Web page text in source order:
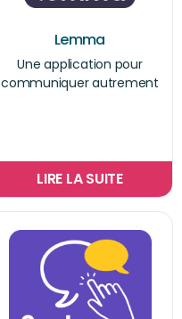
Lemma
Une application pour
communiquer autrement
LIRE LA SUITE